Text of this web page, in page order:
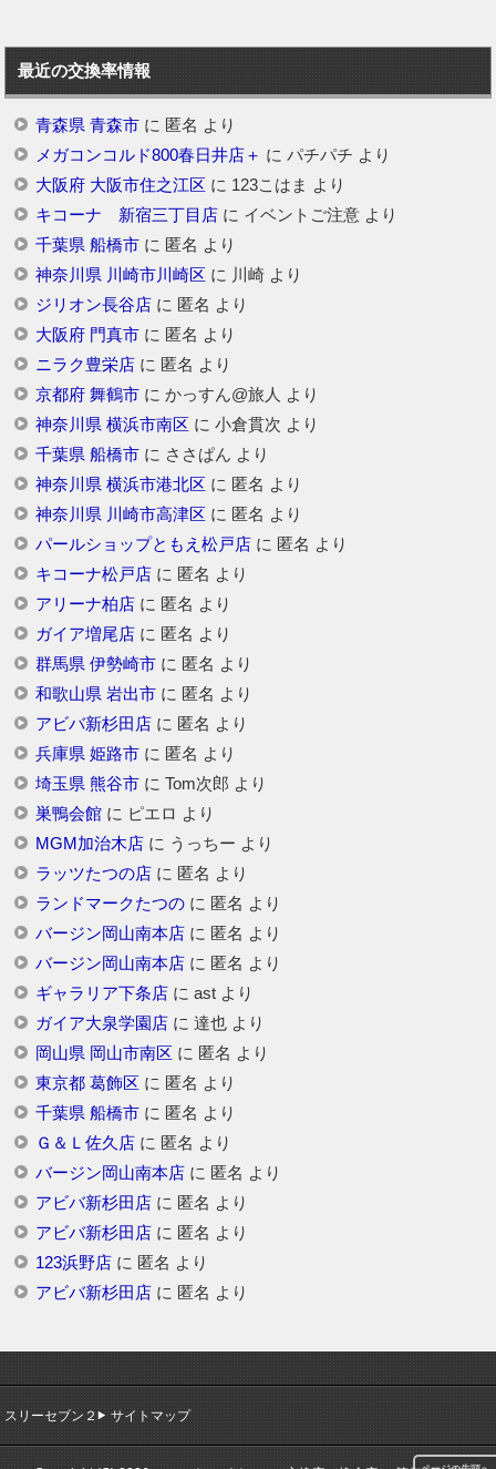
最近の交換率情報
青森県 青森市に 匿名 より
メガコンコルド800春日井店＋ に パチパチ より
大阪府 大阪市住之江区 に 123こはま より
キコーナ 新宿三丁目店に イベントご注意より
千葉県 船橋市に 匿名 より
神奈川県 川崎市川崎区 に 川崎より
ジリオン長谷店に 匿名 より
大阪府 門真市に 匿名 より
ニラク豊栄店に 匿名 より
京都府 舞鶴市に かっすん@旅人 より
神奈川県 横浜市南区 に 小倉貫次 より
千葉県 船橋市に ささぱん より
神奈川県 横浜市港北区 に 匿名 より
神奈川県 川崎市高津区 に 匿名 より
パールショップともえ松戸店に 匿名 より
キコーナ松戸店に 匿名 より
アリーナ柏店に 匿名 より
ガイア増尾店に 匿名 より
群馬県 伊勢崎市に 匿名 より
和歌山県 岩出市に 匿名 より
アビバ新杉田店に 匿名 より
兵庫県 姫路市に 匿名 より
埼玉県 熊谷市に Tom次郎 より
巣鴨会館に ピエロ より
MGM加治木店に うっちー より
ラッツたつの店に 匿名 より
ランドマークたつのに 匿名 より
バージン岡山南本店に 匿名 より
バージン岡山南本店に 匿名 より
ギャラリア下条店に astより
ガイア大泉学園店に 達也より
岡山県 岡山市南区 に 匿名 より
東京都 葛飾区 に 匿名 より
千葉県 船橋市に 匿名 より
Ｇ＆Ｌ佐久店に 匿名 より
バージン岡山南本店に 匿名 より
アビバ新杉田店に 匿名 より
アビバ新杉田店に 匿名 より
123浜野店に 匿名 より
アビバ新杉田店に 匿名 より
スリーセブン２ サイトマップ